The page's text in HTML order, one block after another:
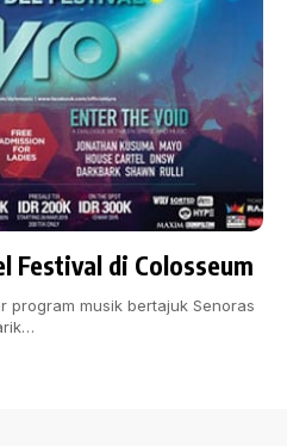
Festival di Colosseum
program musik bertajuk Senoras